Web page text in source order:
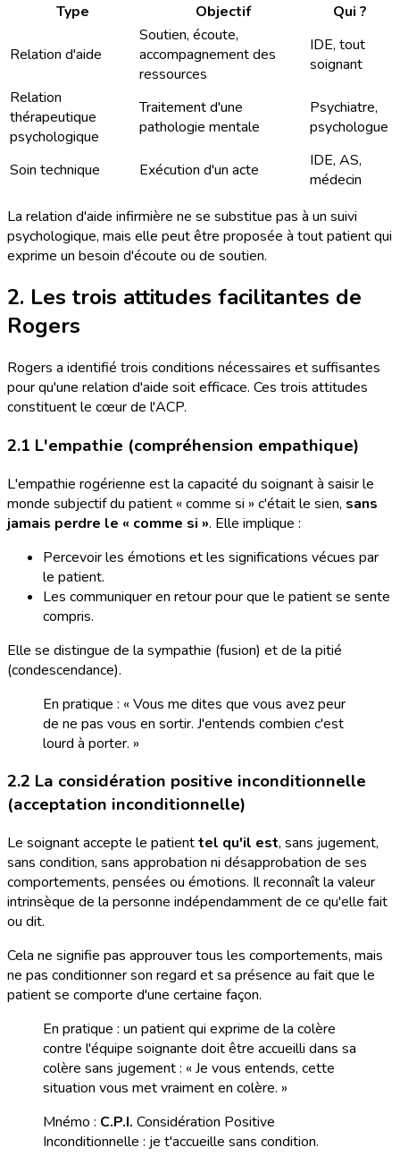
Type Objectif Qui ?
Relation d'aide
Soutien, écoute,
accompagnement des
ressources
IDE, tout
soignant
Relation
thérapeutique
psychologique
Traitement d'une
pathologie mentale
Psychiatre,
psychologue
Soin technique Exécution d'un acte
IDE, AS,
médecin
La relation d'aide infirmière ne se substitue pas à un suivi
psychologique, mais elle peut être proposée à tout patient qui
exprime un besoin d'écoute ou de soutien.
2. Les trois attitudes facilitantes de
Rogers
Rogers a identifié trois conditions nécessaires et suffisantes
pour qu'une relation d'aide soit efficace. Ces trois attitudes
constituent le cœur de l'ACP.
2.1 L'empathie (compréhension empathique)
L'empathie rogérienne est la capacité du soignant à saisir le
monde subjectif du patient « comme si » c'était le sien, sans
jamais perdre le « comme si ». Elle implique :
Percevoir les émotions et les significations vécues par
le patient.
Les communiquer en retour pour que le patient se sente
compris.
Elle se distingue de la sympathie (fusion) et de la pitié
(condescendance).
En pratique : « Vous me dites que vous avez peur
de ne pas vous en sortir. J'entends combien c'est
lourd à porter. »
2.2 La considération positive inconditionnelle
(acceptation inconditionnelle)
Le soignant accepte le patienttel qu'il est, sans jugement,
sans condition, sans approbation ni désapprobation de ses
comportements, pensées ou émotions. Il reconnaît la valeur
intrinsèque de la personne indépendamment de ce qu'elle fait
ou dit.
Cela ne signifie pas approuver tous les comportements, mais
ne pas conditionner son regard et sa présence au fait que le
patient se comporte d'une certaine façon.
En pratique : un patient qui exprime de la colère
contre l'équipe soignante doit être accueilli dans sa
colère sans jugement : « Je vous entends, cette
situation vous met vraiment en colère. »
Mnémo : C.P.I. Considération Positive
Inconditionnelle : je t'accueille sans condition.